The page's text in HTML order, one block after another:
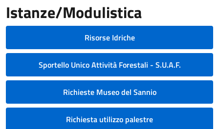
Istanze/Modulistica
Risorse Idriche
Sportello Unico Attività Forestali - S.U.A.F.
Richieste Museo del Sannio
Richiesta utilizzo palestre